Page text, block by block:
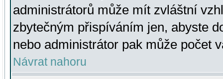
administrátorů může mít zvláštní
zbytečným přispíváním jen, abyste
nebo administrátor pak může počet
Návrat nahoru